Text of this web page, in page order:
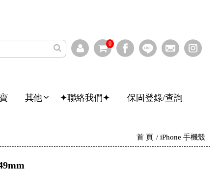
0
其他 ✦聯絡我們✦ 保固登錄/查詢
首 頁 iPhone 手機殼